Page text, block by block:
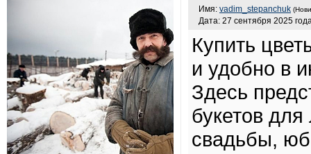
Имя: vadim_stepanchuk
Дата: 27 сентября 2025
Купить
и удобно в
Здесь
букетов
свадьбы,